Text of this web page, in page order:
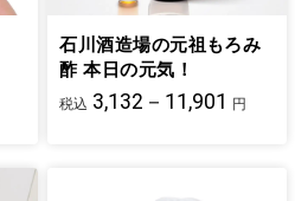
石川酒造場の元祖もろみ
酢 本日の元気！
税込 3,132－11,901 円